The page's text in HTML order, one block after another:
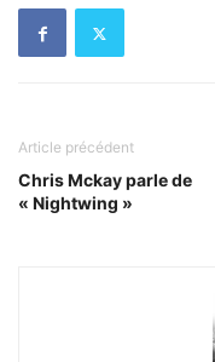
Article précédent
Chris Mckay parle de
« Nightwing »